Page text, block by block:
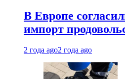
В Европе
импорт
2 года ago2 года ago